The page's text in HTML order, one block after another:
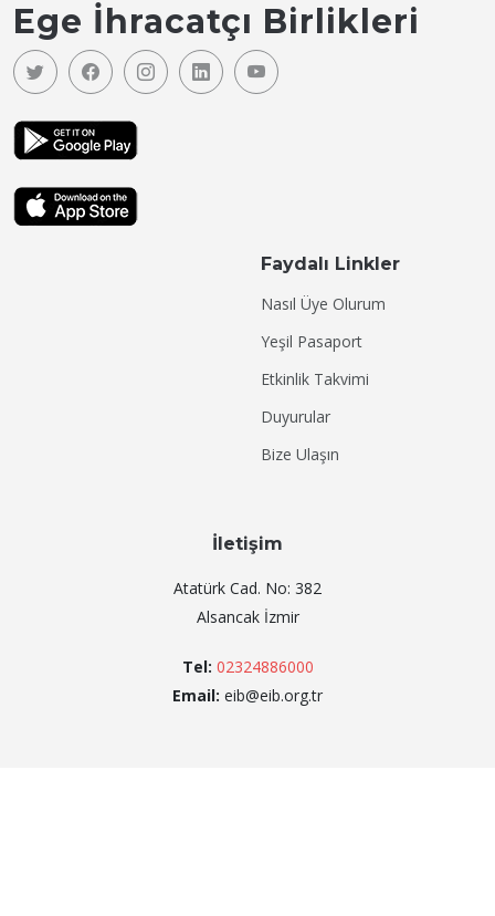
Ege İhracatçı Birlikleri
Faydalı Linkler
Nasıl Üye Olurum
Yeşil Pasaport
Etkinlik Takvimi
Duyurular
Bize Ulaşın
İletişim
Atatürk Cad. No: 382
Alsancak İzmir
Tel: 02324886000
Email: eib@eib.org.tr